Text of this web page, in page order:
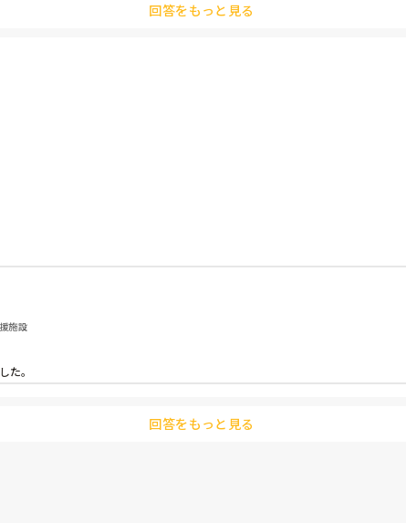
。
遊んでる事が多いですが、いつも楽しそうだなーとお便りみています！
回答をもっと見る
施設
。
回答をもっと見る